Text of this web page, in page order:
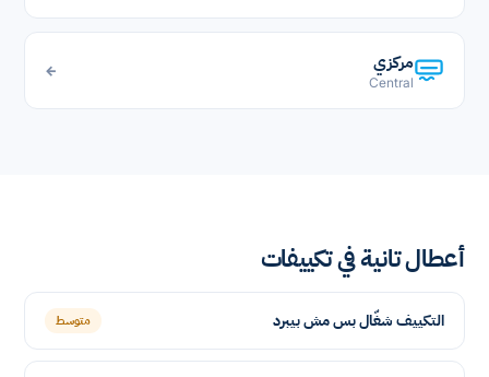
مركزي
Central
←
أعطال تانية في تكييفات
التكييف شغّال بس مش بيبرد متوسط